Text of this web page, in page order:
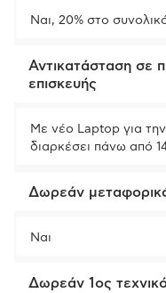
Ναι, 20% στο
Αντικατάσταση σε
επισκευής
Με νέο Laptop για
διαρκέσει πάνω από
Δωρεάν
Ναι
Δωρεάν 1ος